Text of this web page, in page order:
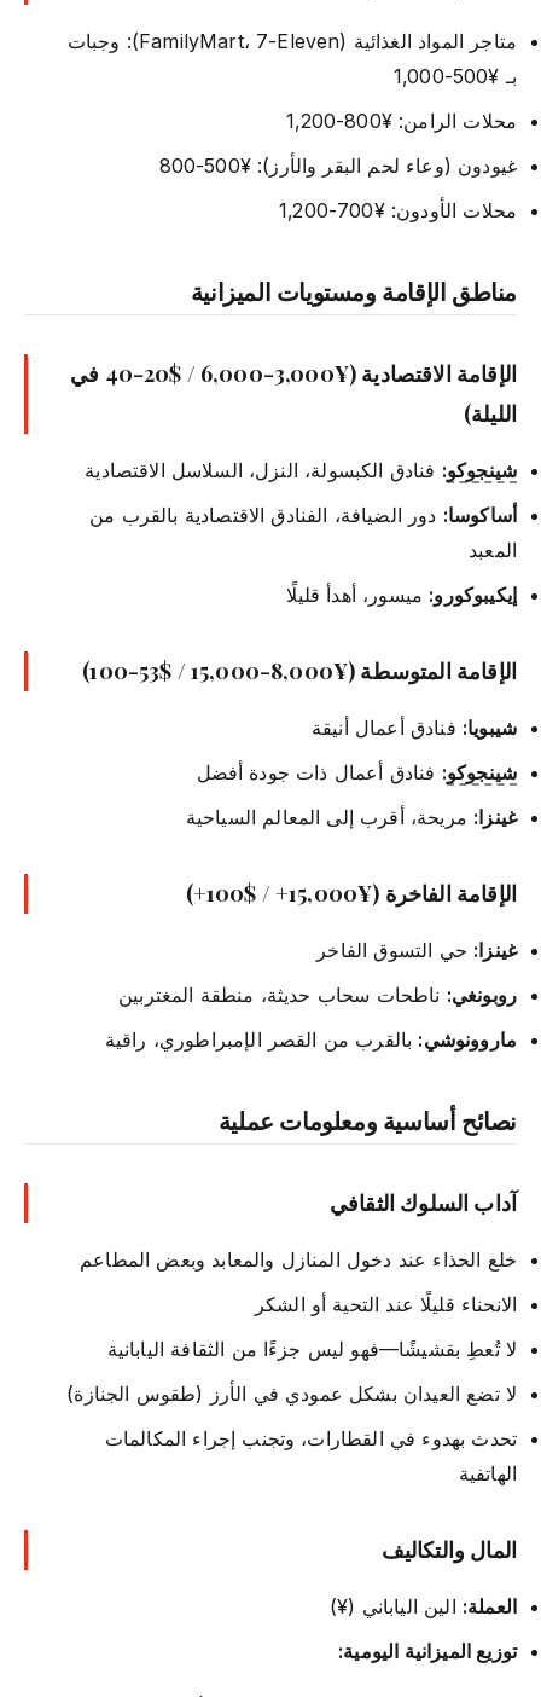
متاجر المواد الغذائية (FamilyMart، 7-Eleven): وجبات
بـ ¥500-1,000
محلات الرامن: ¥800-1,200
غيودون (وعاء لحم البقر والأرز): ¥500-800
محلات الأودون: ¥700-1,200
مناطق الإقامة ومستويات الميزانية
الإقامة الاقتصادية (¥3,000-6,000 / $20-40 في
الليلة)
شينجوكو: فنادق الكبسولة، النزل، السلاسل الاقتصادية
أساكوسا: دور الضيافة، الفنادق الاقتصادية بالقرب من
المعبد
إيكيبوكورو: ميسور، أهدأ قليلًا
الإقامة المتوسطة (¥8,000-15,000 / $53-100)
شيبويا: فنادق أعمال أنيقة
شينجوكو: فنادق أعمال ذات جودة أفضل
غينزا: مريحة، أقرب إلى المعالم السياحية
الإقامة الفاخرة (¥15,000+ / $100+)
غينزا: حي التسوق الفاخر
روبونغي: ناطحات سحاب حديثة، منطقة المغتربين
ماروونوشي: بالقرب من القصر الإمبراطوري، راقية
نصائح أساسية ومعلومات عملية
آداب السلوك الثقافي
خلع الحذاء عند دخول المنازل والمعابد وبعض المطاعم
الانحناء قليلًا عند التحية أو الشكر
لا تُعطِ بقشيشًا—فهو ليس جزءًا من الثقافة اليابانية
لا تضع العيدان بشكل عمودي في الأرز (طقوس الجنازة)
تحدث بهدوء في القطارات، وتجنب إجراء المكالمات
الهاتفية
المال والتكاليف
العملة: الين الياباني (¥)
توزيع الميزانية اليومية: